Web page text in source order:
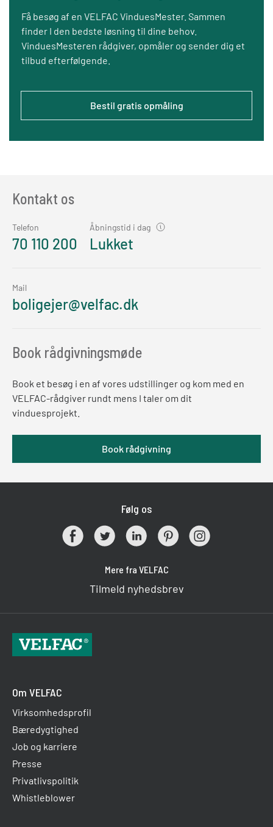
Få besøg af en VELFAC VinduesMester. Sammen
finder I den bedste løsning til dine behov.
VinduesMesteren rådgiver, opmåler og sender dig et
tilbud efterfølgende.
Bestil gratis opmåling
Kontakt os
Telefon
70 110 200
Åbningstid i dag
Lukket
Mail
boligejer@velfac.dk
Book rådgivningsmøde
Book et besøg i en af vores udstillinger og kom med en
VELFAC-rådgiver rundt mens I taler om dit
vinduesprojekt.
Book rådgivning
Følg os
Mere fra VELFAC
Tilmeld nyhedsbrev
Om VELFAC
Virksomhedsprofil
Bæredygtighed
Job og karriere
Presse
Privatlivspolitik
Whistleblower